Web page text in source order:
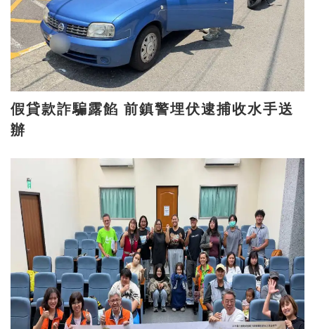
假貸款詐騙露餡 前鎮警埋伏逮捕收水手送
辦